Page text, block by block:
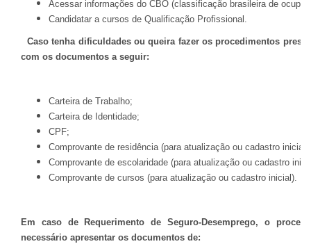
Acessar informações do CBO (classificação brasileira de
Candidatar a cursos de Qualificação Profissional.
Caso tenha dificuldades ou queira fazer os procedimentos
com os documentos a seguir:
Carteira de Trabalho;
Carteira de Identidade;
CPF;
Comprovante de residência (para atualização ou cadastro inicial);
Comprovante de escolaridade (para atualização ou cadastro
Comprovante de cursos (para atualização ou cadastro inicial).
Em caso de Requerimento de Seguro-Desemprego, o
necessário apresentar os documentos de: